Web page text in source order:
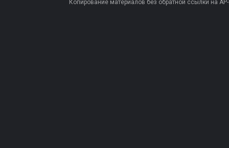
Копирование материалов без обратной ссылки на